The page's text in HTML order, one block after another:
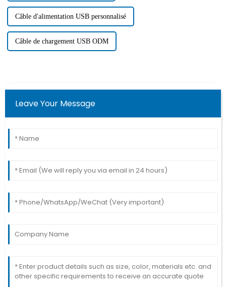
Câble d'alimentation USB personnalisé
Câble de chargement USB ODM
Leave Your Message